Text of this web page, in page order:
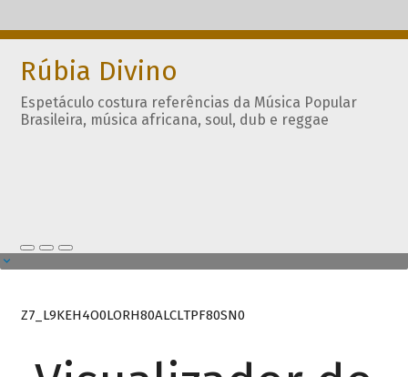
Rúbia Divino
Espetáculo costura referências da Música Popular
Brasileira, música africana, soul, dub e reggae
Z7_L9KEH4O0LORH80ALCLTPF80SN0